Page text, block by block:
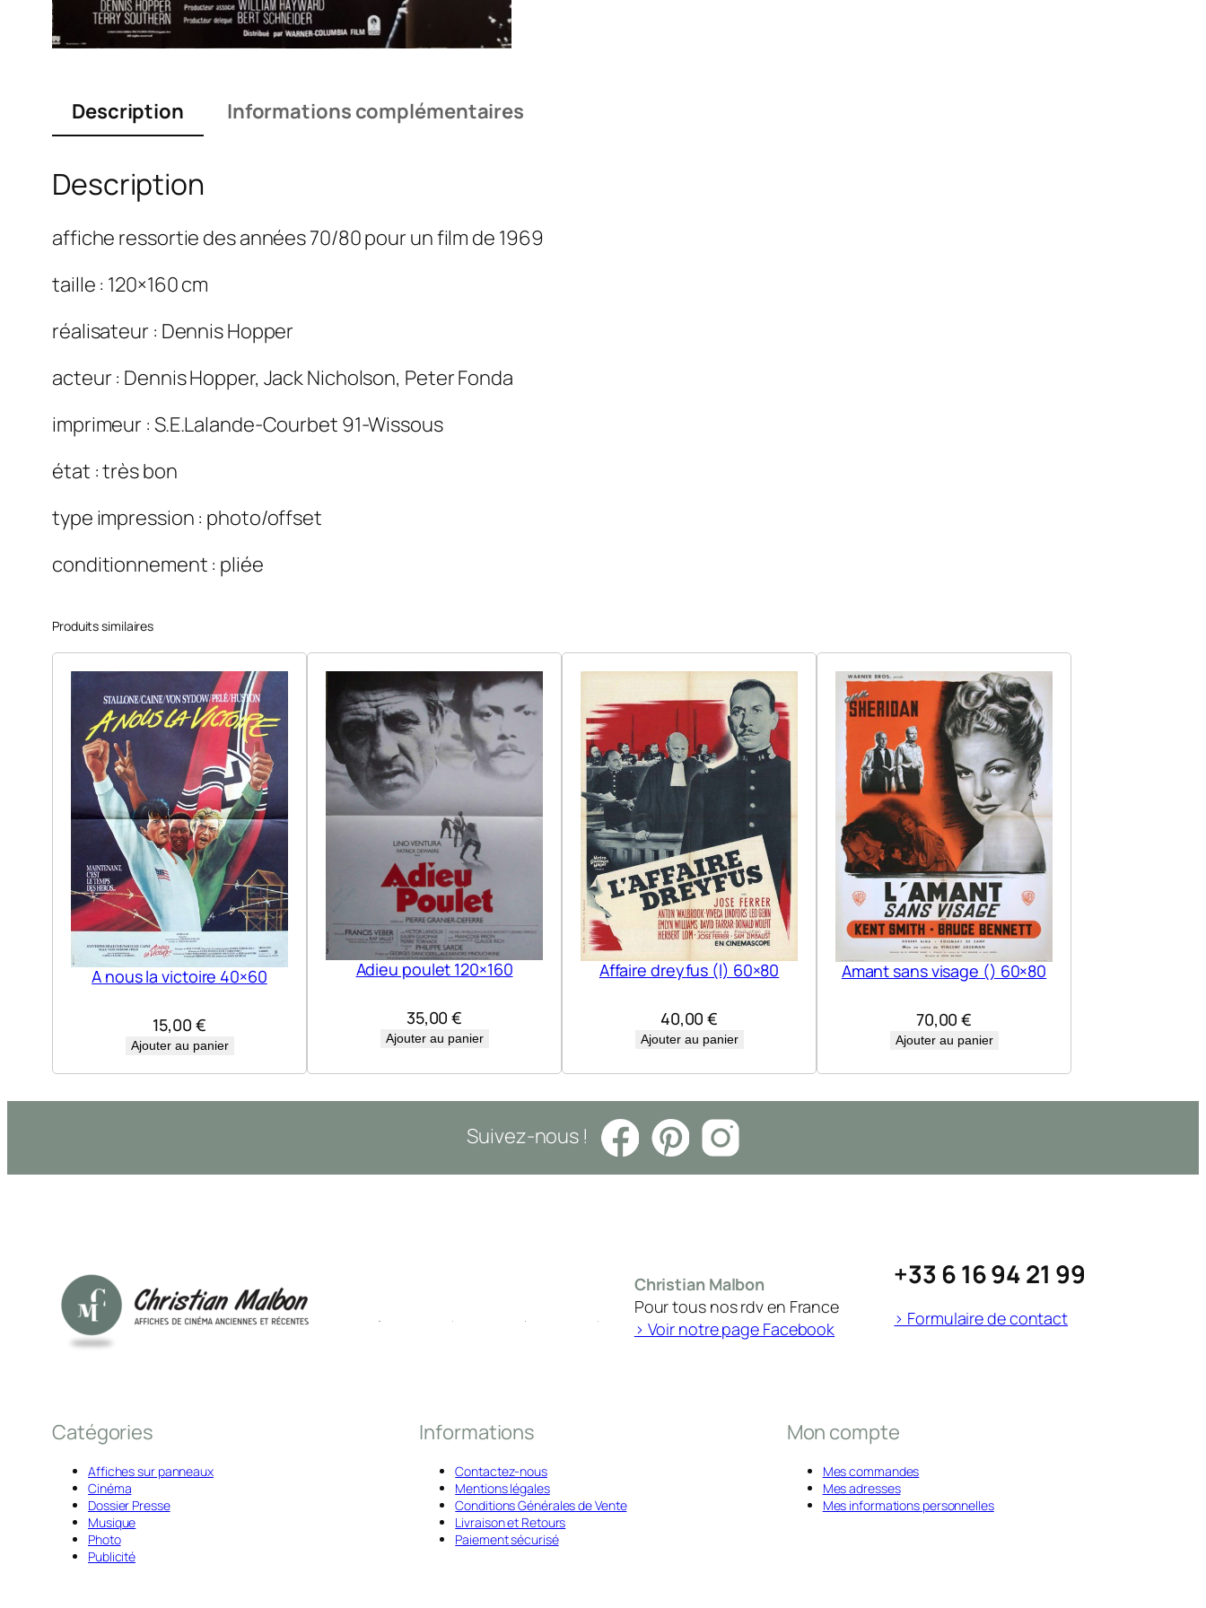
r
i
r
×
Description Informations complémentaires
Description
affiche ressortie des années 70/80 pour un film de 1969
taille : 120×160 cm
réalisateur : Dennis Hopper
acteur : Dennis Hopper, Jack Nicholson, Peter Fonda
imprimeur : S.E.Lalande-Courbet 91-Wissous
état : très bon
type impression : photo/offset
conditionnement : pliée
Produits similaires
A nous la victoire 40×60
15,00 €
Ajouter au panier
Adieu poulet 120×160
35,00€
Ajouter au panier
Affaire dreyfus (l) 60×80
40,00€
Ajouter au panier
Amant sans visage () 60×80
70,00€
Ajouter au panier
Suivez-nous !
Christian Malbon
Pour tous nos rdv en France
> Voir notre page Facebook
+33 6 16 94 21 99
> Formulaire de contact
Catégories
Affiches sur panneaux
Cinéma
Dossier Presse
Musique
Photo
Publicité
Informations
Contactez-nous
Mentions légales
Conditions Générales de Vente
Livraison et Retours
Paiement sécurisé
Mon compte
Mes commandes
Mes adresses
Mes informations personnelles